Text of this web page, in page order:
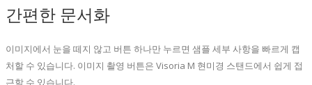
간편한 문서화
이미지에서 눈을 떼지 않고 버튼 하나만 누르면 샘플 세부 사항을 빠르게 캡
처할 수 있습니다. 이미지 촬영 버튼은 Visoria M 현미경 스탠드에서 쉽게 접
근할 수 있습니다.